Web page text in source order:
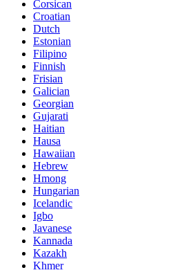
Corsican
Croatian
Dutch
Estonian
Filipino
Finnish
Frisian
Galician
Georgian
Gujarati
Haitian
Hausa
Hawaiian
Hebrew
Hmong
Hungarian
Icelandic
Igbo
Javanese
Kannada
Kazakh
Khmer